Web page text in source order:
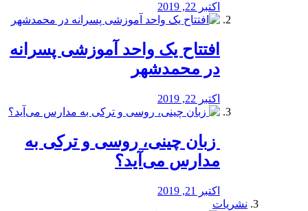
اکتبر 22, 2019
افتتاح یک واحد آموزشی پسرانه
در محمدشهر
اکتبر 22, 2019
️ زبان چینی، روسی و ترکی به
مدارس می‌آید؟
اکتبر 21, 2019
نشریات